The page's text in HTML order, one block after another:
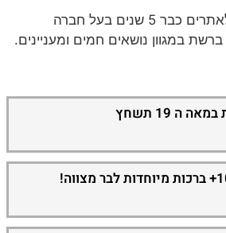
אלירז כהן כותב תוכן לאתרים כבר 5 שנים בעל חברה
במגוון נושאים חמים ומעניינים.
ה 19 תשחץ